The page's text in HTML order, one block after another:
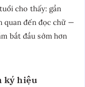
cho thấy: gần
quan đến đọc chữ —
bắt đầu sớm hơn
ký hiệu